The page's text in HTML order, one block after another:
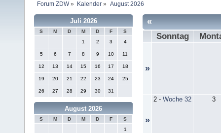
Forum ZDW» Kalender » August 2026
Juli 2026
S M D M D F
S
1
2 3 4
5 6 7 8 9 10 11
12 13 14 15 16 17 18
19 20 21 22 23 24 25
26 27 28 29 30 31
August 2026
S M D M D F
S
1
«
Sonntag
»
»
2 - Woche 32 3